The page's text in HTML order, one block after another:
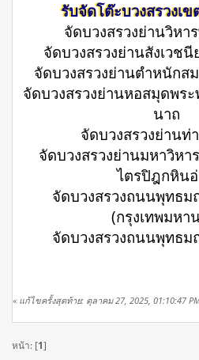
รับจัดโต๊ะบวงสรวงเ
จัดบวงสรวงย่านวิห
จัดบวงสรวงย่านสังเวช
จัดบวงสรวงย่านตำหนักส
จัดบวงสรวงย่านหอสมุดพร
นาถ
จัดบวงสรวงย่านท่
จัดบวงสรวงย่านมหาวิหา
ไตรปิฎกหิน
จัดบวงสรวงถนนพุทธ
(กรุงเทพมหา
จัดบวงสรวงถนนพุทธ
« แก้ไขครั้งสุดท้าย: ตุลาคม 27, 2025, 01:10:47
หน้า: [1]